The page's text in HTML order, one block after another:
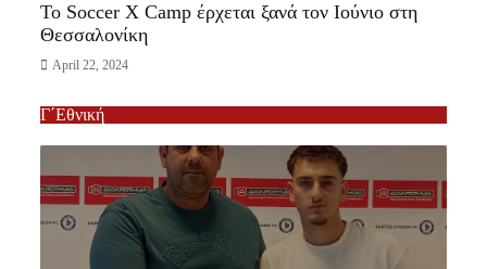
Το Soccer X Camp έρχεται ξανά τον Ιούνιο στη
Θεσσαλονίκη
April 22, 2024
Γ΄Εθνική
Γ ΕΘΝΙΚΗ